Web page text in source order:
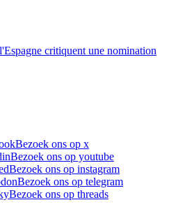
critiquent une nomination
Bezoek ons op x
Bezoek ons op youtube
Bezoek ons op instagram
Bezoek ons op telegram
Bezoek ons op threads